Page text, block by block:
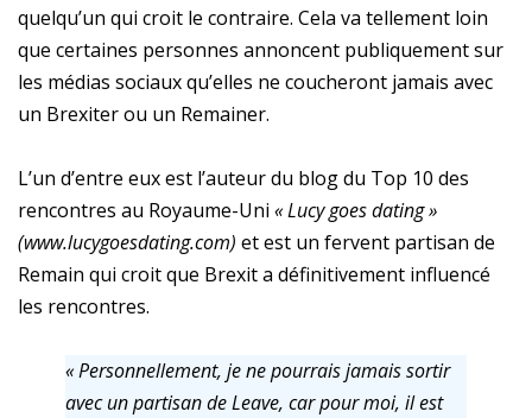
quelqu’un qui croit le contraire. Cela va tellement loin
que certaines personnes annoncent publiquement sur
les médias sociaux qu’elles ne coucheront jamais avec
un Brexiter ou un Remainer.
L’un d’entre eux est l’auteur du blog du Top 10 des
rencontres au Royaume-Uni « Lucy goes dating »
(www.lucygoesdating.com) et est un fervent partisan de
Remain qui croit que Brexit a définitivement influencé
les rencontres.
« Personnellement, je ne pourrais jamais sortir
avec un partisan de Leave, car pour moi, il est